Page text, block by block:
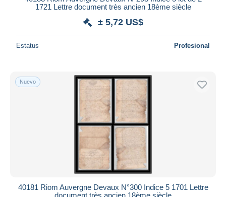
1721 Lettre document très ancien 18ème siècle
± 5,72 US$
Estatus Profesional
Nuevo
40181 Riom Auvergne Devaux N°300 Indice 5 1701 Lettre
document très ancien 18ème siècle